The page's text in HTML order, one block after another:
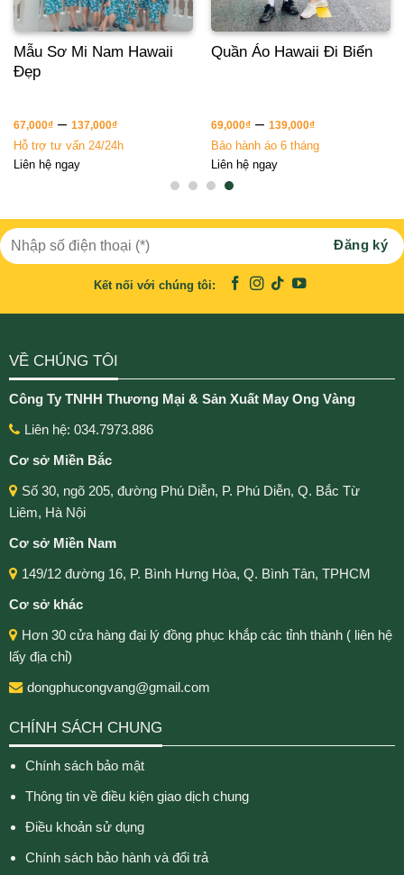
Quần Áo Hawaii Đi Biển
69,000₫– 139,000₫
Bảo hành áo 6 tháng
Liên hệ ngay
Mẫu Sơ Mi Nam Hawaii
Đẹp
67,000₫– 137,000₫
Hỗ trợ tư vấn 24/24h
Liên hệ ngay
Kết nối với chúng tôi:
VỀ CHÚNG TÔI
Công Ty TNHH Thương Mại & Sản Xuất May Ong Vàng
Liên hệ: 034.7973.886
Cơ sở Miền Bắc
Số 30, ngõ 205, đường Phú Diễn, P. Phú Diễn, Q. Bắc Từ
Liêm, Hà Nội
Cơ sở Miền Nam
149/12 đường 16, P. Bình Hưng Hòa, Q. Bình Tân, TPHCM
Cơ sở khác
Hơn 30 cửa hàng đại lý đồng phục khắp các tỉnh thành ( liên hệ
lấy địa chỉ)
dongphucongvang@gmail.com
CHÍNH SÁCH CHUNG
Chính sách bảo mật
Thông tin về điều kiện giao dịch chung
Điều khoản sử dụng
Chính sách bảo hành và đổi trả